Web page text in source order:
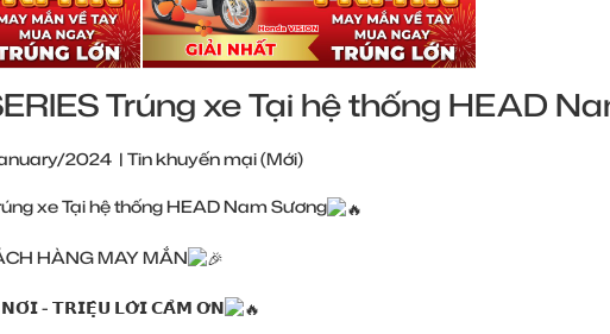
Trúng xe Tại hệ thống HEAD
2024 | Tin khuyến mại (Mới)
xe Tại hệ thống HEAD Nam Sương
HÀNG MAY MẮN
- 𝗧𝗥𝗜𝗘̣̂𝗨 𝗟𝗢̛̀𝗜 𝗖𝗔̉𝗠 𝗢̛𝗡